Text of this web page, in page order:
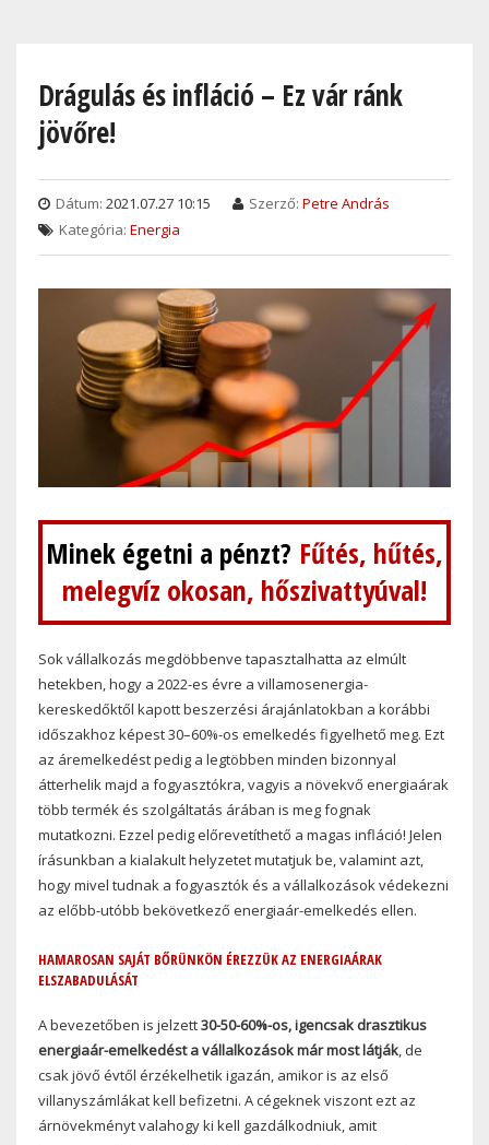
contentDrágulás és infláció – Ez vár ránk
jövőre!
Dátum: 2021.07.27 10:15 Szerző: Petre András
Kategória: Energia
Minek égetni a pénzt? Fűtés, hűtés,
melegvíz okosan, hőszivattyúval!
Sok vállalkozás megdöbbenve tapasztalhatta az elmúlt
hetekben, hogy a 2022-es évre a villamosenergia-
kereskedőktől kapott beszerzési árajánlatokban a korábbi
időszakhoz képest 30–60%-os emelkedés figyelhető meg. Ezt
az áremelkedést pedig a legtöbben minden bizonnyal
átterhelik majd a fogyasztókra, vagyis a növekvő energiaárak
több termék és szolgáltatás árában is meg fognak
mutatkozni. Ezzel pedig előrevetíthető a magas infláció! Jelen
írásunkban a kialakult helyzetet mutatjuk be, valamint azt,
hogy mivel tudnak a fogyasztók és a vállalkozások védekezni
az előbb-utóbb bekövetkező energiaár-emelkedés ellen.
HAMAROSAN SAJÁT BŐRÜNKÖN ÉREZZÜK AZ ENERGIAÁRAK
ELSZABADULÁSÁT
A bevezetőben is jelzett30-50-60%-os, igencsak drasztikus
energiaár-emelkedést a vállalkozások már most látják, de
csak jövő évtől érzékelhetik igazán, amikor is az első
villanyszámlákat kell befizetni. A cégeknek viszont ezt az
árnövekményt valahogy ki kell gazdálkodniuk, amit